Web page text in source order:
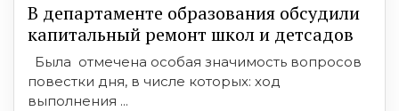
В департаменте образования обсудили
капитальный ремонт школ и детсадов
Была отмечена особая значимость вопросов
повестки дня, в числе которых: ход
выполнения ...